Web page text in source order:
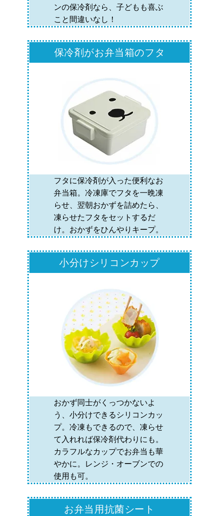
ンの保冷剤なら、子どもも喜ぶ
こと間違いなし！
保冷剤がお弁当箱のフタ
フタに保冷剤が入った便利なお
弁当箱。冷凍庫でフタを一晩凍
らせ、翌朝おかずを詰めたら、
凍らせたフタをセットするだ
け。おかずをひんやりキープ。
小分けシリコンカップ
おかず同士がくっつかないよ
う、小分けできるシリコンカッ
プ。冷凍もできるので、凍らせ
て入れれば保冷剤代わりにも。
カラフルなカップでお弁当も華
やかに。レンジ・オーブンでの
使用も可。
お弁当用抗菌シート